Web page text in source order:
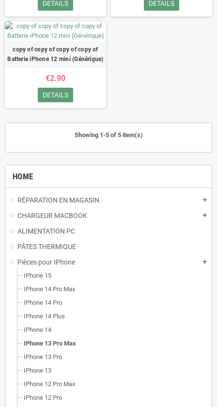
HOME
RÉPARATION EN MAGASIN add
CHARGEUR MACBOOK add
ALIMENTATION PC
PÂTES THERMIQUE
Pièces pour IPhone
add
IPhone 15
IPhone 14 Pro Max
IPhone 14 Pro
IPhone 14 Plus
IPhone 14
IPhone 13 Pro Max
IPhone 13 Pro
IPhone 13
IPhone 12 Pro Max
IPhone 12 Pro
DETAILS DETAILS
copy of copy of copy of copy of
Batterie iPhone 12 mini (Générique)
€2.90
DETAILS
Showing 1-5 of 5 item(s)